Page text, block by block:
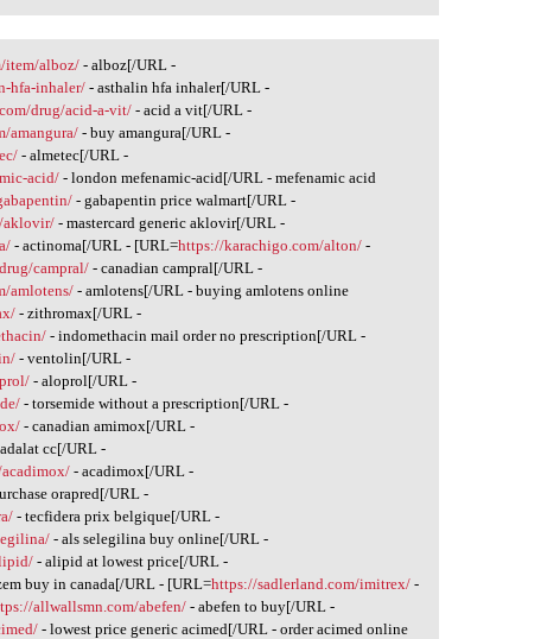
item/alboz/- alboz[/URL -
hfa-inhaler/ - asthalin hfa inhaler[/URL -
drug/acid-a-vit/- acid a vit[/URL -
amangura/ - buy amangura[/URL -
- almetec[/URL -
acid/- london mefenamic-acid[/URL - mefenamic acid
- gabapentin price walmart[/URL -
aklovir/ - mastercard generic aklovir[/URL -
- actinoma[/URL - [URL=https://karachigo.com/alton/ -
campral/ - canadian campral[/URL -
amlotens/ - amlotens[/URL - buying amlotens online
- zithromax[/URL -
- indomethacin mail order no prescription[/URL -
- ventolin[/URL -
- aloprol[/URL -
- torsemide without a prescription[/URL -
- canadian amimox[/URL -
cc[/URL -
acadimox/ - acadimox[/URL -
orapred[/URL -
- tecfidera prix belgique[/URL -
- als selegilina buy online[/URL -
- alipid at lowest price[/URL -
buy in canada[/URL - [URL=https://sadlerland.com/imitrex/ -
allwallsmn.com/abefen/ - abefen to buy[/URL -
- lowest price generic acimed[/URL - order acimed online